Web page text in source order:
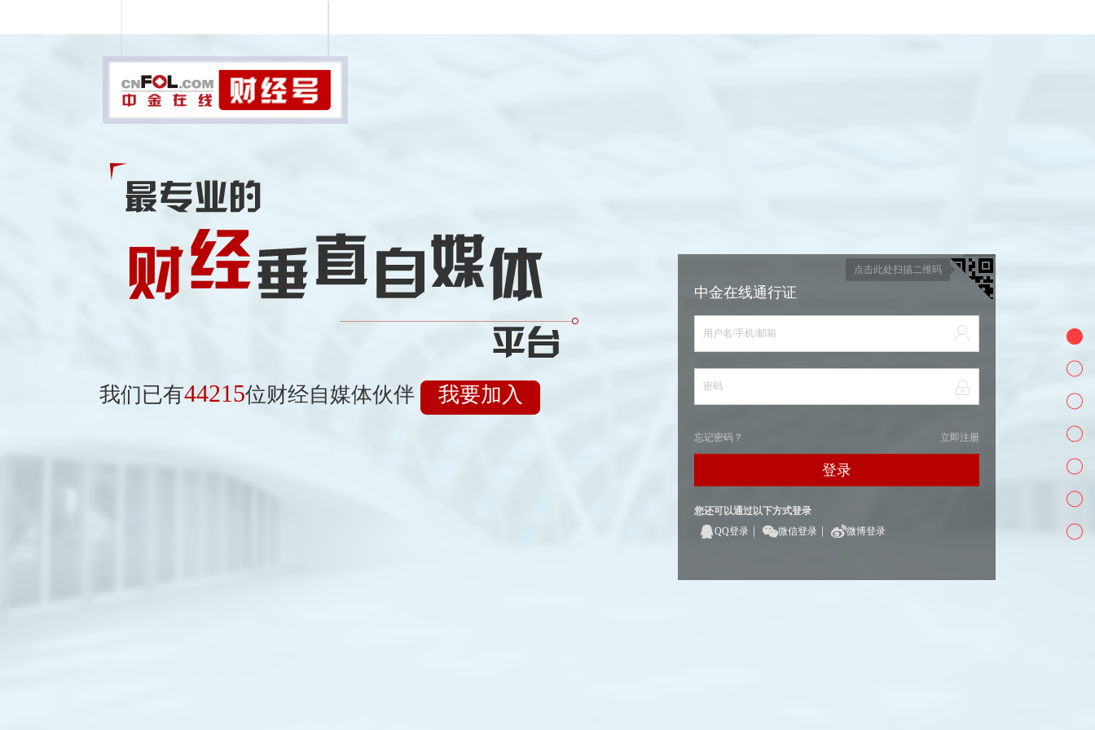
我们已有44215位财经自媒体伙伴 我要加入
点击此处扫描二维码
中金在线通行证
用户名/手机/邮箱
密码
立即注册
忘记密码？
登录
您还可以通过以下方式登录
QQ登录
微信登录 微博登录